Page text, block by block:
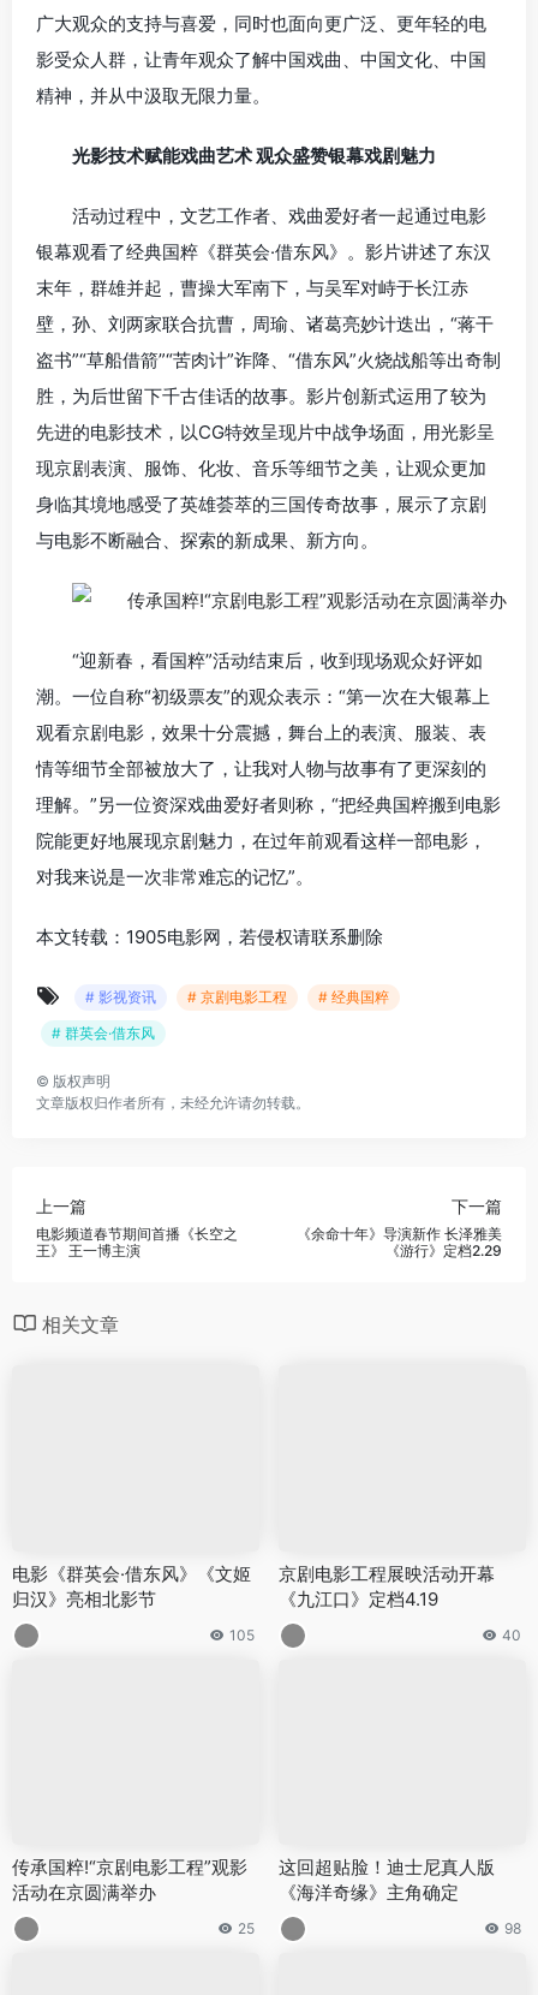
广大观众的支持与喜爱，同时也面向更广泛、更年轻的电
影受众人群，让青年观众了解中国戏曲、中国文化、中国
精神，并从中汲取无限力量。
光影技术赋能戏曲艺术 观众盛赞银幕戏剧魅力
活动过程中，文艺工作者、戏曲爱好者一起通过电影
银幕观看了经典国粹《群英会·借东风》。影片讲述了东汉
末年，群雄并起，曹操大军南下，与吴军对峙于长江赤
壁，孙、刘两家联合抗曹，周瑜、诸葛亮妙计迭出，“蒋干
盗书”“草船借箭”“苦肉计”诈降、“借东风”火烧战船等出奇制
胜，为后世留下千古佳话的故事。影片创新式运用了较为
先进的电影技术，以CG特效呈现片中战争场面，用光影呈
现京剧表演、服饰、化妆、音乐等细节之美，让观众更加
身临其境地感受了英雄荟萃的三国传奇故事，展示了京剧
与电影不断融合、探索的新成果、新方向。
“迎新春，看国粹”活动结束后，收到现场观众好评如
潮。一位自称“初级票友”的观众表示：“第一次在大银幕上
观看京剧电影，效果十分震撼，舞台上的表演、服装、表
情等细节全部被放大了，让我对人物与故事有了更深刻的
理解。”另一位资深戏曲爱好者则称，“把经典国粹搬到电影
院能更好地展现京剧魅力，在过年前观看这样一部电影，
对我来说是一次非常难忘的记忆”。
本文转载：1905电影网，若侵权请联系删除
# 影视资讯 # 京剧电影工程
# 经典国粹
# 群英会·借东风
© 版权声明
文章版权归作者所有，未经允许请勿转载。
上一篇
电影频道春节期间首播《长空之
王》 王一博主演
下一篇
《余命十年》导演新作 长泽雅美
《游行》定档2.29
相关文章
电影《群英会·借东风》《文姬
归汉》亮相北影节
105
京剧电影工程展映活动开幕
《九江口》定档4.19
40
传承国粹!“京剧电影工程”观影
活动在京圆满举办
25
这回超贴脸！迪士尼真人版
《海洋奇缘》主角确定
98